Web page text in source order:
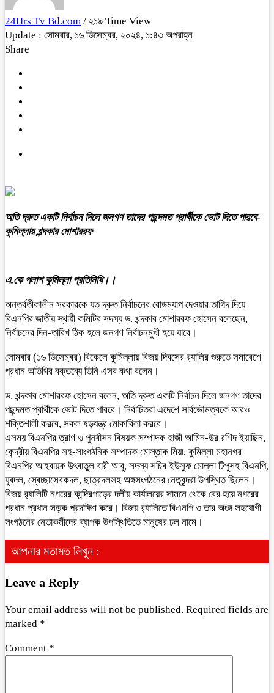
24Hrs Tv Bd.com / ২১৯ Time View
Update : সোমবার, ১৬ ডিসেম্বর, ২০২৪, ১:৪৩ অপরাহ্ন
Share
অতি দ্রুত একটি নির্বাচন দিলে জনগণ তাদের পছন্দমত প্রার্থীকে ভোট দিতে পারবে-
কুমিল্লায় খন্দকার মোশাররফ
এ.কে পলাশ কুমিল্লা প্রতিনিধি।।
অন্তর্বর্তীকালীন সরকারকে যত দ্রুত নির্বাচনের রোডম্যাপ দেওয়ার তাগিদ দিয়ে
বিএনপির জাতীয় স্থায়ী কমিটির সদস্য ড. খন্দকার মোশাররফ হোসেন বলেছেন,
নির্বাচনের দিন-তারিখ ঠিক হলে জনগণ নির্বাচনমুখী হয়ে যাবে।
সোমবার (১৬ ডিসেম্বর) বিকেলে কুমিল্লায় বিজয় দিবসের র‍্যালির শুরুতে সমাবেশে
প্রধান অতিথির বক্তব্যে তিনি এসব কথা বলেন।
ড. খন্দকার মোশাররফ হোসেন বলেন, অতি দ্রুত একটি নির্বাচন দিলে জনগণ তাদের
পছন্দমত প্রার্থীকে ভোট দিতে পারবে। নির্বাচিতরা এদেশে সার্বভৌমত্বকে আরও
শক্তিশালী করবে, সকল ষড়যন্ত্র মোকাবিলা করবে।
এসময় বিএনপির ত্রাণ ও পুনর্বাসন বিষয়ক সম্পাদক হাজী আমিন-উর রশিদ ইয়াছিন,
কেন্দ্রীয় বিএনপির সহ-সাংগঠনিক সম্পাদক মোস্তাক মিয়া, কুমিল্লা মহানগর
বিএনপির আহবায়ক উৎবাতুল বারী আবু, সদস্য সচিব ইউসুফ মোল্লা টিপুসহ বিএনপি,
যুবদল, স্বেচ্ছাসেবকদল, ছাত্রদলসহ অঙ্গসংগঠনের নেতৃবৃন্দরা উপস্থিত ছিলেন।
বিজয় র‌্যালিটি নগরের কান্দিরপাড়ের দলীয় কার্যালয়ের সামনে থেকে বের হয়ে নগরের
প্রধান প্রধান সড়ক প্রদক্ষিণ করে। বিজয় র‌্যালিতে বিএনপি ও তার অংঙ্গ সহযোগী
সংগঠনের নেতাকর্মীদের ব্যাপক উপস্থিতিতে মানুষের ঢল নামে।
আপনার মতামত লিখুন :
Leave a Reply
Your email address will not be published. Required fields are
marked *
Comment *